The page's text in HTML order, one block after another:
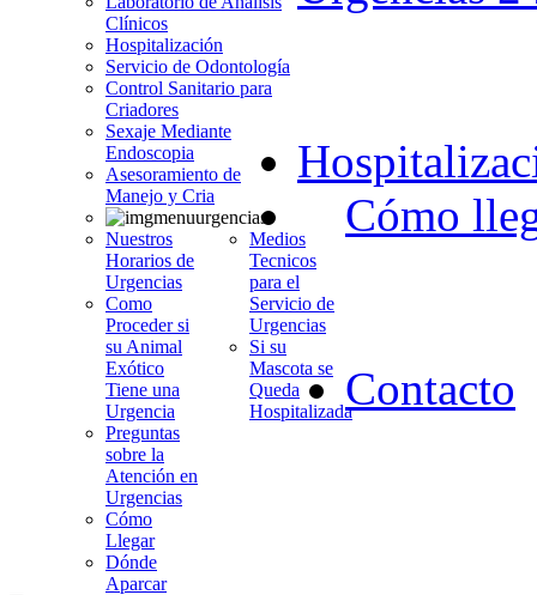
Clínicos
Hospitalización
Servicio de Odontología
Control Sanitario para
Criadores
Sexaje Mediante
Endoscopia
Asesoramiento de
Manejo y Cria
Nuestros
Horarios de
Urgencias
Como
Proceder si
su Animal
Exótico
Tiene una
Urgencia
Preguntas
sobre la
Atención en
Urgencias
Medios
Tecnicos
para el
Servicio de
Urgencias
Si su
Mascota se
Queda
Hospitalizada
Cómo
Cómo
Llegar
Dónde
Aparcar
Contacto